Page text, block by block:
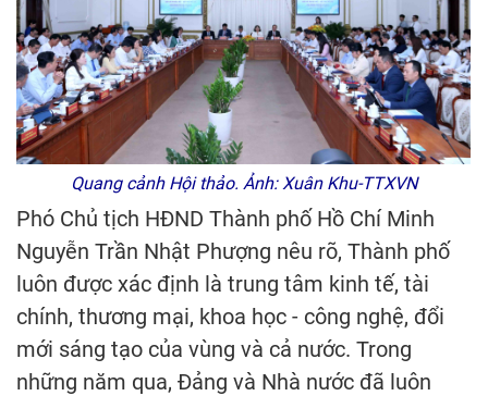
Quang cảnh Hội thảo. Ảnh: Xuân Khu-TTXVN
Phó Chủ tịch HĐND Thành phố Hồ Chí Minh
Nguyễn Trần Nhật Phượng nêu rõ, Thành phố
luôn được xác định là trung tâm kinh tế, tài
chính, thương mại, khoa học - công nghệ, đổi
mới sáng tạo của vùng và cả nước. Trong
những năm qua, Đảng và Nhà nước đã luôn